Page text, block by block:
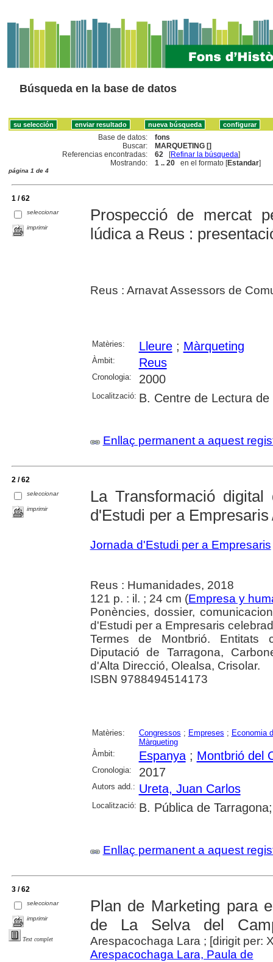
Búsqueda en la base de datos
Base de datos:
fons
Buscar:
MARQUETING []
Referencias encontradas:
62 [Refinar la búsqueda]
Mostrando:
1 .. 20 en el formato [Estandar]
página 1 de 4
1 / 62
seleccionar
imprimir
Prospecció de mercat
lúdica a Reus :
Reus : Arnavat Assessors de
Matèries: Lleure; Màrqueting
Àmbit: Reus
Cronologia: 2000
Localització: B. Centre de Lectura de
Enllaç permanent a aquest
2 / 62
seleccionar
imprimir
La Transformació
d'Estudi per a Empresaris
Jornada d'Estudi per a Empresaris
Reus : Humanidades, 2018
121 p. : il. ; 24 cm (Empresa y
Ponències, dossier,
d'Estudi per a Empresaris
Termes de Montbrió. Entitats
Diputació de Tarragona,
d'Alta Direcció, Olealsa, Crisolar.
ISBN 9788494514173
Matèries: Congressos ; Empreses ; Economia
Màrqueting
Àmbit:
Espanya; Montbrió del
Cronologia: 2017
Autors add.: Ureta, Juan Carlos
Localització: B. Pública de
Enllaç permanent a aquest
3 / 62
seleccionar
imprimir
Text complet
Plan de Marketing para
de La Selva del
Arespacochaga Lara ; [dirigit per:
Arespacochaga Lara, Paula de